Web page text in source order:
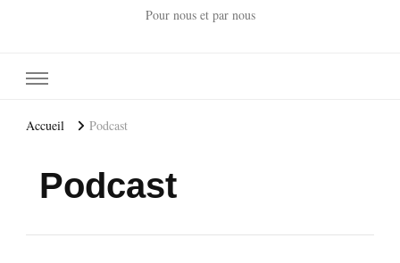
Pour nous et par nous
Accueil Podcast
Podcast